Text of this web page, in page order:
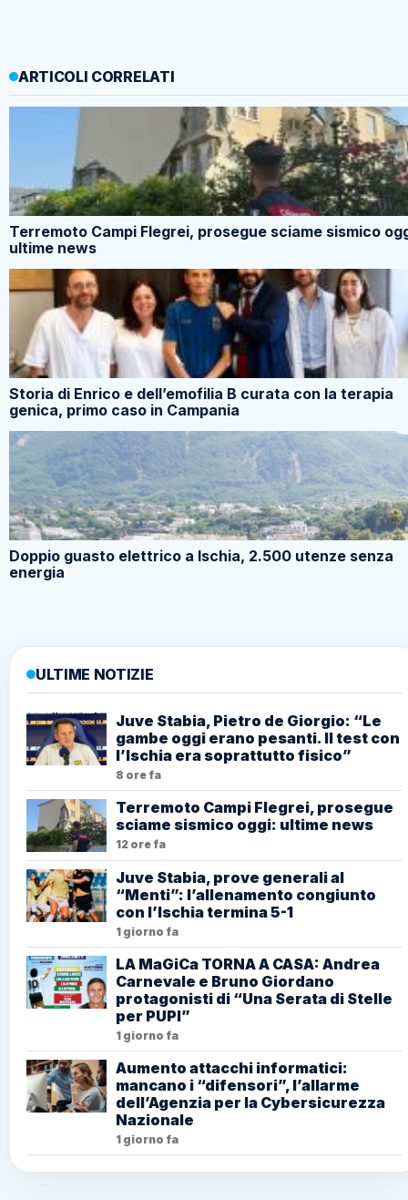
ARTICOLI CORRELATI
Terremoto Campi Flegrei, prosegue sciame sismico
ultime news
Storia di Enrico e dell’emofilia B curata con la terapia
genica, primo caso in Campania
Doppio guasto elettrico a Ischia, 2.500 utenze senza
energia
ULTIME NOTIZIE
Juve Stabia, Pietro de Giorgio: “Le
gambe oggi erano pesanti. Il test con
l’Ischia era soprattutto fisico”
8 ore fa
Terremoto Campi Flegrei, prosegue
sciame sismico oggi: ultime news
12 ore fa
Juve Stabia, prove generali al
“Menti”: l’allenamento congiunto
con l’Ischia termina 5-1
1 giorno fa
LA MaGiCa TORNA A CASA: Andrea
Carnevale e Bruno Giordano
protagonisti di “Una Serata di Stelle
per PUPI”
1 giorno fa
Aumento attacchi informatici:
mancano i “difensori”, l’allarme
dell’Agenzia per la Cybersicurezza
Nazionale
1 giorno fa